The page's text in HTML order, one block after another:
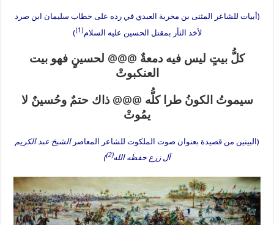
(أبيات للشاعر المثنى بن مخربة العبدي في رده على خطاب سليمان ابن صرد
لأخذ الثأر بمقتل الحسين عليه السلام(1)
)
كلُّ بيتٍ ليس فيه دمعةٌ @@@ لحسينٍ فهو بيت
العنكبوتْ
سيموتُ الكونُ طرا كلُّه @@@ ذاك حتمٌ وحُسينٌ لا
يمُوتْ
(البيتين من قصيدة بعنوان صوت الملكوت للشاعر المعاصر الشيخ عبد الكريم
آل زرع حفظه الله(2)
)